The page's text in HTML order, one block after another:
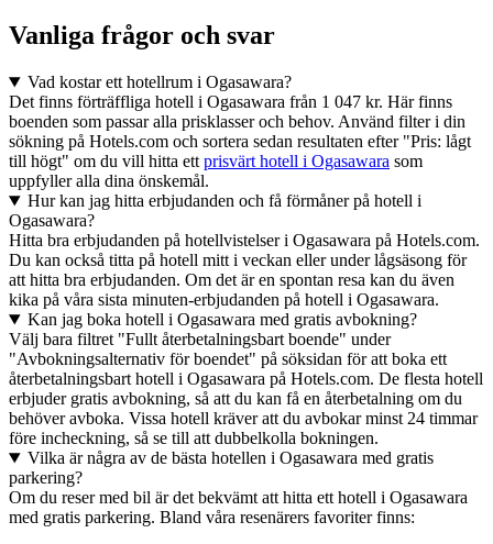
Vanliga frågor och svar
Vad kostar ett hotellrum i Ogasawara?
Det finns förträffliga hotell i Ogasawara från 1 047 kr. Här finns
boenden som passar alla prisklasser och behov. Använd filter i din
sökning på Hotels.com och sortera sedan resultaten efter "Pris: lågt
till högt" om du vill hitta ett prisvärt hotell i Ogasawara som
uppfyller alla dina önskemål.
Hur kan jag hitta erbjudanden och få förmåner på hotell i
Ogasawara?
Hitta bra erbjudanden på hotellvistelser i Ogasawara på Hotels.com.
Du kan också titta på hotell mitt i veckan eller under lågsäsong för
att hitta bra erbjudanden. Om det är en spontan resa kan du även
kika på våra sista minuten-erbjudanden på hotell i Ogasawara.
Kan jag boka hotell i Ogasawara med gratis avbokning?
Välj bara filtret "Fullt återbetalningsbart boende" under
"Avbokningsalternativ för boendet" på söksidan för att boka ett
återbetalningsbart hotell i Ogasawara på Hotels.com. De flesta hotell
erbjuder gratis avbokning, så att du kan få en återbetalning om du
behöver avboka. Vissa hotell kräver att du avbokar minst 24 timmar
före incheckning, så se till att dubbelkolla bokningen.
Vilka är några av de bästa hotellen i Ogasawara med gratis
parkering?
Om du reser med bil är det bekvämt att hitta ett hotell i Ogasawara
med gratis parkering. Bland våra resenärers favoriter finns: